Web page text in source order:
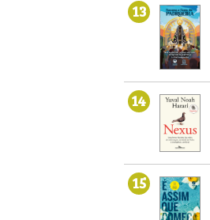
13
14
15